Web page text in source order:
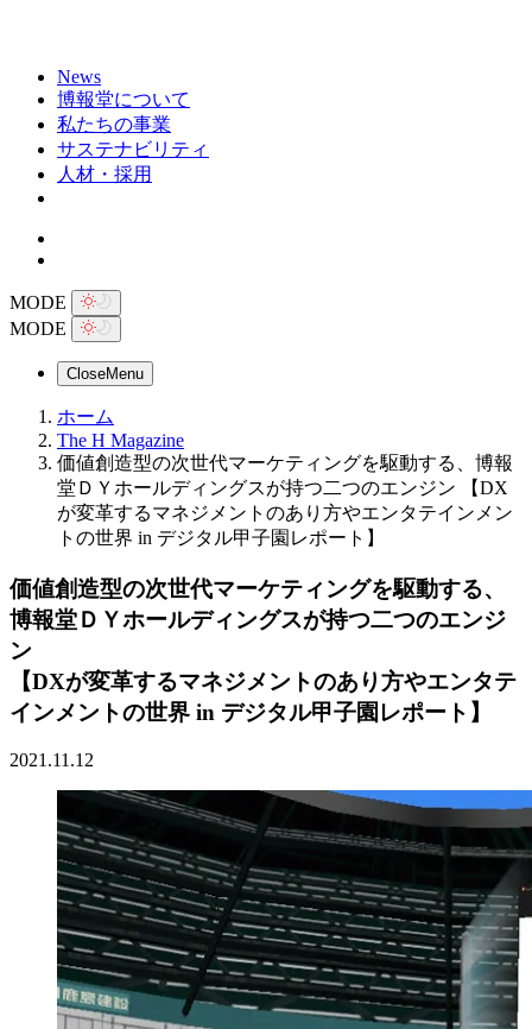
News
博報堂について
私たちの事業
サステナビリティ
人材・採用
MODE
MODE
CloseMenu
ホーム
The H Magazine
価値創造型の次世代マーケティングを駆動する、博報
堂ＤＹホールディングスが持つ二つのエンジン 【DX
が変革するマネジメントのあり方やエンタテインメン
トの世界 in デジタル甲子園レポート】
価値創造型の次世代マーケティングを駆動する、
博報堂ＤＹホールディングスが持つ二つのエンジ
ン
【DXが変革するマネジメントのあり方やエンタテ
インメントの世界 in デジタル甲子園レポート】
2021.11.12